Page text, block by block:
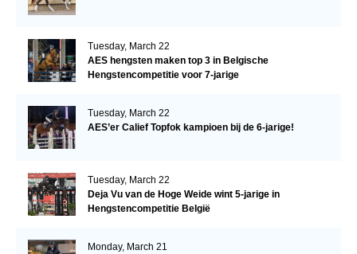
Tuesday, March 22
AES hengsten maken top 3 in Belgische
Hengstencompetitie voor 7-jarige
Tuesday, March 22
AES’er Calief Topfok kampioen bij de 6-jarige!
Tuesday, March 22
Deja Vu van de Hoge Weide wint 5-jarige in
Hengstencompetitie België
Monday, March 21